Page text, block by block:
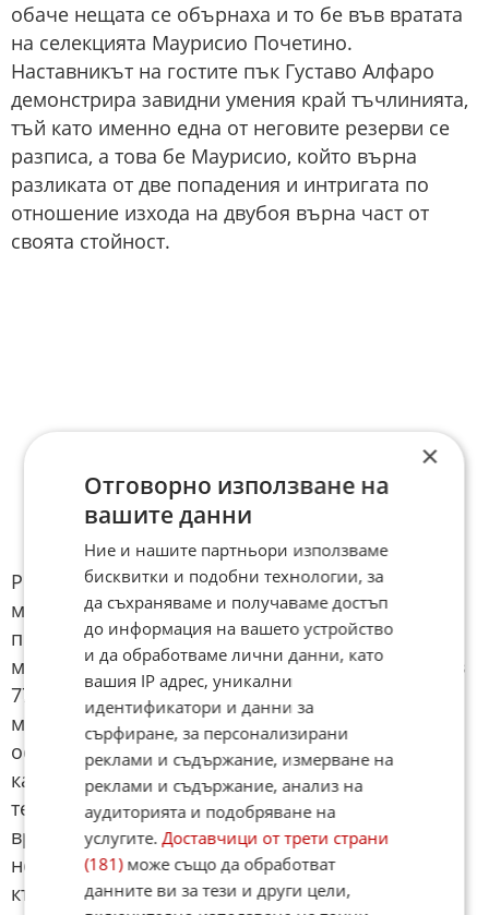
обаче нещата се обърнаха и то бе във вратата
на селекцията Маурисио Почетино.
Наставникът на гостите пък Густаво Алфаро
демонстрира завидни умения край тъчлинията,
тъй като именно една от неговите резерви се
разписа, а това бе Маурисио, който върна
разликата от две попадения и интригата по
отношение изхода на двубоя върна част от
своята стойност.
Реакцията на "янките" бе светкавична и те
мигновено опитаха да си върнат трите
попадения преимущество. Първо в 73-тата
минута Ричардс пропусна да разстреля Хил, а в
77-ата минута резервата Тимъти Уеа нанесе
много силен шут по диагонал. Първоначално
останаха впечатления, че той е отишъл в аут,
както и отсъди рефера Макели, но на
телевизионното повторение се видя, че
врататрят Орландо Хил е направил
необходимата намеса, за да отклони коженото
кълбо с връхчетата на ръкавицата си и да не
×
Отговорно използване на
вашите данни
Ние и нашите партньори използваме
бисквитки и подобни технологии, за
да съхраняваме и получаваме достъп
до информация на вашето устройство
и да обработваме лични данни, като
вашия IP адрес, уникални
идентификатори и данни за
сърфиране, за персонализирани
реклами и съдържание, измерване на
реклами и съдържание, анализ на
аудиторията и подобряване на
услугите.Доставчици от трети страни
(181)може също да обработват
данните ви за тези и други цели,